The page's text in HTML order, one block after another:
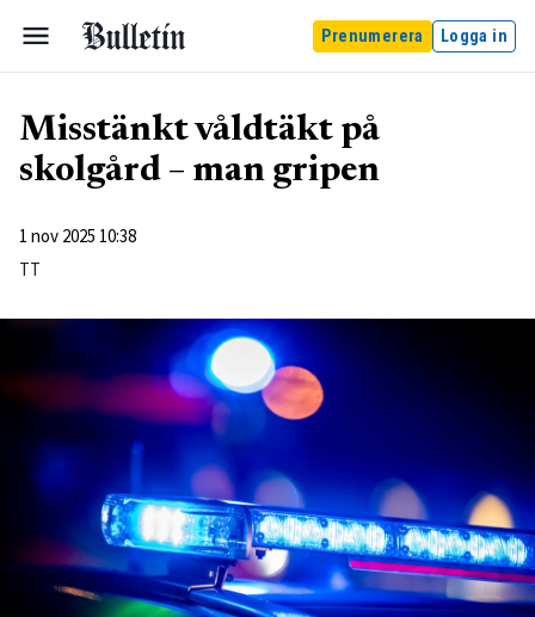
Prenumerera Logga in
Misstänkt våldtäkt på
skolgård – man gripen
1 nov 2025 10:38
TT